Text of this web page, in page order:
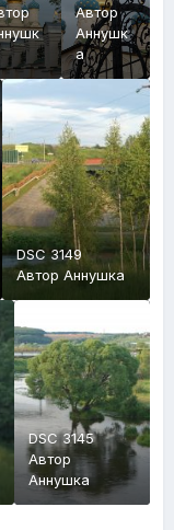
Автор
Аннушк
а
DSC 3149
АвторАннушка
DSC 3145
Автор
Аннушка